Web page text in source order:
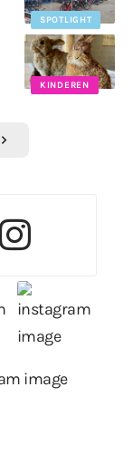
SPOTLIGHT
KINDEREN